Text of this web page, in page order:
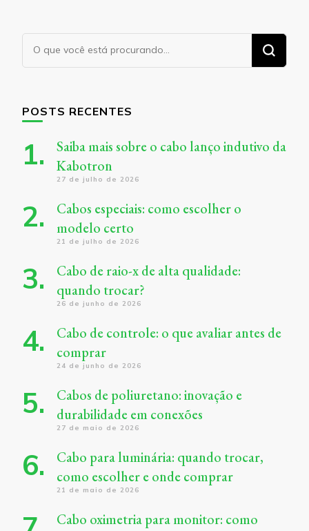
Procurando
algo?
POSTS RECENTES
Saiba mais sobre o cabo lanço indutivo da
Kabotron
27 de julho de 2026
Cabos especiais: como escolher o
modelo certo
21 de julho de 2026
Cabo de raio-x de alta qualidade:
quando trocar?
26 de junho de 2026
Cabo de controle: o que avaliar antes de
comprar
24 de junho de 2026
Cabos de poliuretano: inovação e
durabilidade em conexões
27 de maio de 2026
Cabo para luminária: quando trocar,
como escolher e onde comprar
21 de maio de 2026
Cabo oximetria para monitor: como